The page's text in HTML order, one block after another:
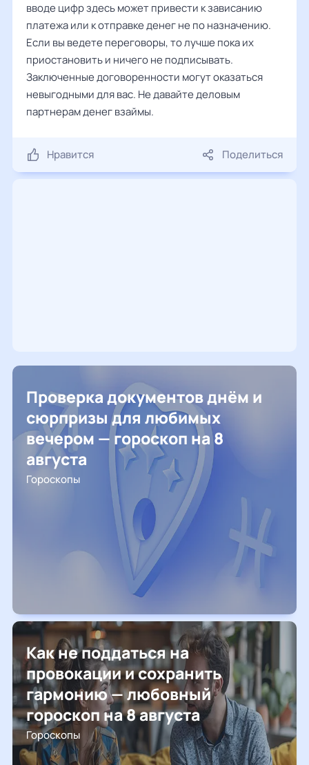
вводе цифр здесь может привести к зависанию
платежа или к отправке денег не по назначению.
Если вы ведете переговоры, то лучше пока их
приостановить и ничего не подписывать.
Заключенные договоренности могут оказаться
невыгодными для вас. Не давайте деловым
партнерам денег взаймы.
Нравится Поделиться
Проверка документов днём и
сюрпризы для любимых
вечером — гороскоп на 8
августа
Гороскопы
Как не поддаться на
провокации и сохранить
гармонию — любовный
гороскоп на 8 августа
Гороскопы